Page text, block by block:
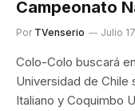
Campeonato
Por TVenserio Julio
Colo-Colo buscará
Universidad de Chile
Italiano y Coquimbo